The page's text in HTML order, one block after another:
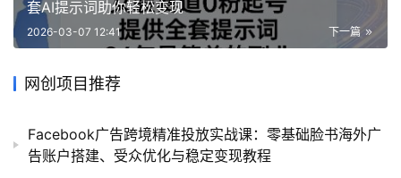
套AI提示词助你轻松变现
下一篇
2026-03-07 12:41
网创项目推荐
Facebook广告跨境精准投放实战课：零基础脸书海外广
告账户搭建、受众优化与稳定变现教程